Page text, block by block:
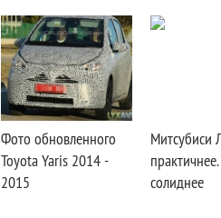
Фото обновленного
Toyota Yaris 2014 -
2015
Митсубиси
солиднее